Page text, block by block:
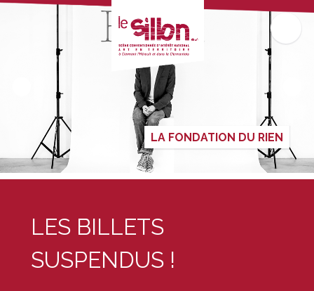
LA FONDATION DU RIEN
LES BILLETS
SUSPENDUS !